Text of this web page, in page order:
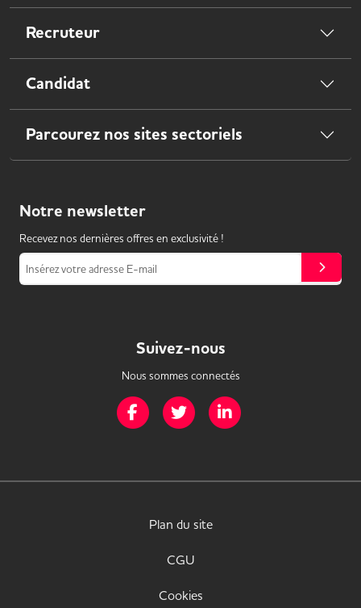
Recruteur
Candidat
Parcourez nos sites sectoriels
Notre newsletter
Recevez nos dernières offres en exclusivité !
Insérez votre adresse E-mail
Suivez-nous
Nous sommes connectés
Page Facebook de Mission Handicap
Page Twitter de Mission Handicap
Plan du site
CGU
Cookies